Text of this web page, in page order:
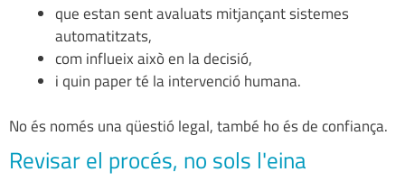
que estan sent avaluats mitjançant sistemes
automatitzats,
com influeix això en la decisió,
i quin paper té la intervenció humana.
No és només una qüestió legal, també ho és de confiança.
Revisar el procés, no sols l'eina